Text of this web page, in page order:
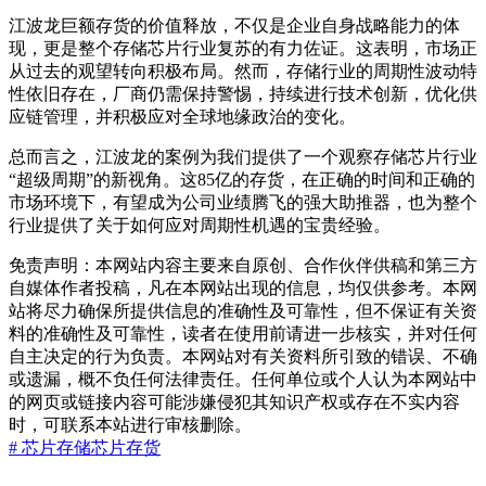
江波龙巨额存货的价值释放，不仅是企业自身战略能力的体
现，更是整个存储芯片行业复苏的有力佐证。这表明，市场正
从过去的观望转向积极布局。然而，存储行业的周期性波动特
性依旧存在，厂商仍需保持警惕，持续进行技术创新，优化供
应链管理，并积极应对全球地缘政治的变化。
总而言之，江波龙的案例为我们提供了一个观察存储芯片行业
“超级周期”的新视角。这85亿的存货，在正确的时间和正确的
市场环境下，有望成为公司业绩腾飞的强大助推器，也为整个
行业提供了关于如何应对周期性机遇的宝贵经验。
免责声明：本网站内容主要来自原创、合作伙伴供稿和第三方
自媒体作者投稿，凡在本网站出现的信息，均仅供参考。本网
站将尽力确保所提供信息的准确性及可靠性，但不保证有关资
料的准确性及可靠性，读者在使用前请进一步核实，并对任何
自主决定的行为负责。本网站对有关资料所引致的错误、不确
或遗漏，概不负任何法律责任。任何单位或个人认为本网站中
的网页或链接内容可能涉嫌侵犯其知识产权或存在不实内容
时，可联系本站进行审核删除。
# 芯片存储芯片存货